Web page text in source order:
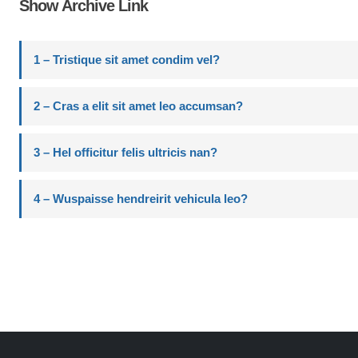
Show Archive Link
1 – Tristique sit amet condim vel?
2 – Cras a elit sit amet leo accumsan?
3 – Hel officitur felis ultricis nan?
4 – Wuspaisse hendreirit vehicula leo?